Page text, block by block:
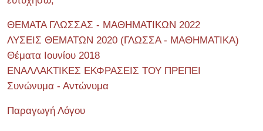
ΘΕΜΑΤΑ ΓΛΩΣΣΑΣ - ΜΑΘΗΜΑΤΙΚΩΝ 2022
ΛΥΣΕΙΣ ΘΕΜΑΤΩΝ 2020 (ΓΛΩΣΣΑ - ΜΑΘΗΜΑΤΙΚΑ)
Θέματα Ιουνίου 2018
ΕΝΑΛΛΑΚΤΙΚΕΣ ΕΚΦΡΑΣΕΙΣ ΤΟΥ ΠΡΕΠΕΙ
Συνώνυμα - Αντώνυμα
Παραγωγή Λόγου